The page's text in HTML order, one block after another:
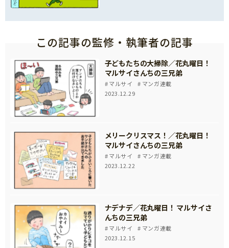
この記事の監修・執筆者の記事
子どもたちの大掃除／花丸曜日！
マルサイさんちの三兄弟
マルサイ
マンガ連載
2023.12.29
メリークリスマス！／花丸曜日！
マルサイさんちの三兄弟
マルサイ
マンガ連載
2023.12.22
ナデナデ／花丸曜日！ マルサイさ
んちの三兄弟
マルサイ
マンガ連載
2023.12.15